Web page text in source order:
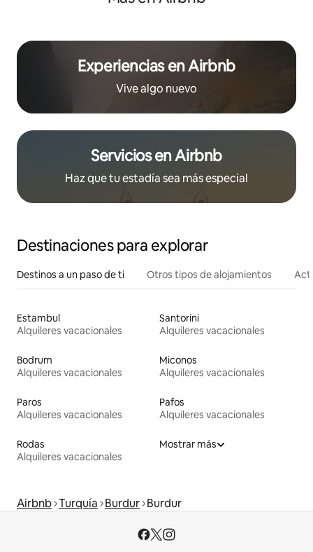
Experiencias en Airbnb
Vive algo nuevo
Servicios en Airbnb
Haz que tu estadía sea más especial
Destinaciones para explorar
Destinos a un paso de ti Otros tipos de alojamientos
Estambul
Alquileres vacacionales
Santorini
Alquileres vacacionales
Bodrum
Alquileres vacacionales
Miconos
Alquileres vacacionales
Paros
Alquileres vacacionales
Pafos
Alquileres vacacionales
Rodas
Alquileres vacacionales
Mostrar más
Airbnb Turquía Burdur Burdur